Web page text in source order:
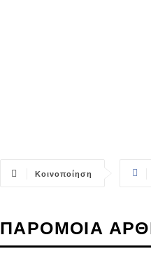
Κοινοποίηση
ΠΑΡΟΜΟΙΑ